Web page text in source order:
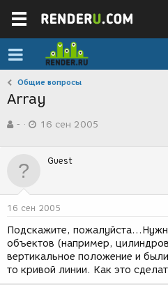
Общие вопросы
Array
в
р
м
-
а
д
н
и
я
16 сен 2005
Guest
16 сен 2005
Подскажите,
объектов (например,
вертикальное положение и
то кривой линии. Как это